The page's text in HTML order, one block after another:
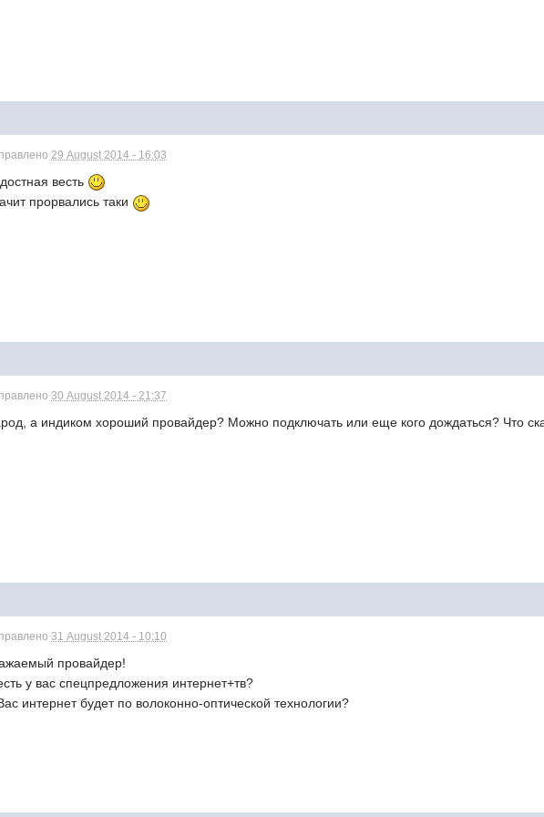
29 August 2014 - 16:03
весть
прорвались таки
30 August 2014 - 21:37
а индиком хороший провайдер? Можно подключать или еще кого дождаться? Что
31 August 2014 - 10:10
провайдер!
у вас спецпредложения интернет+тв?
интернет будет по волоконно-оптической технологии?